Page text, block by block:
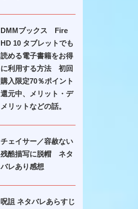
DMMブックス Fire
HD 10 タブレットでも
読める電子書籍をお得
に利用する方法 初回
購入限定70％ポイント
還元中、メリット・デ
メリットなどの話。
チェイサー／容赦ない
残酷描写に脱帽 ネタ
バレあり感想
呪詛 ネタバレあらすじ